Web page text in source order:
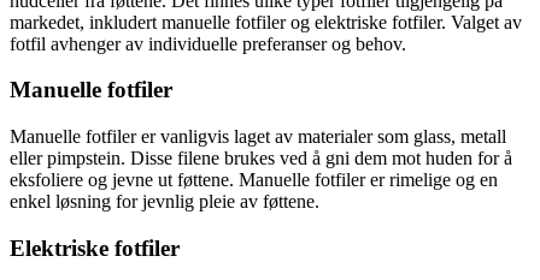
markedet, inkludert manuelle fotfiler og elektriske fotfiler. Valget av
fotfil avhenger av individuelle preferanser og behov.
Manuelle fotfiler
Manuelle fotfiler er vanligvis laget av materialer som glass, metall
eller pimpstein. Disse filene brukes ved å gni dem mot huden for å
eksfoliere og jevne ut føttene. Manuelle fotfiler er rimelige og en
enkel løsning for jevnlig pleie av føttene.
Elektriske fotfiler